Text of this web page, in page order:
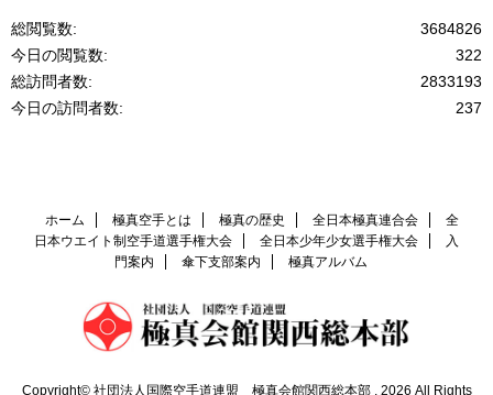
3684826
総閲覧数:
322
今日の閲覧数:
2833193
総訪問者数:
237
今日の訪問者数:
ホーム 極真空手とは 極真の歴史 全日本極真連合会
全
日本ウエイト制空手道選手権大会
全日本少年少女選手権大会
入
門案内
傘下支部案内 極真アルバム
Copyright© 社団法人国際空手道連盟 極真会館関西総本部 , 2026 All Rights